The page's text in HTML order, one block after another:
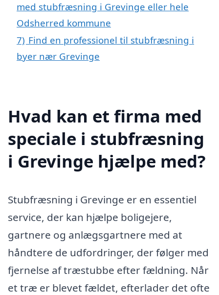
med stubfræsning i Grevinge eller hele
Odsherred kommune
7) Find en professionel til stubfræsning i
byer nær Grevinge
Hvad kan et firma med
speciale i stubfræsning
i Grevinge hjælpe med?
Stubfræsning i Grevinge er en essentiel
service, der kan hjælpe boligejere,
gartnere og anlægsgartnere med at
håndtere de udfordringer, der følger med
fjernelse af træstubbe efter fældning. Når
et træ er blevet fældet, efterlader det ofte